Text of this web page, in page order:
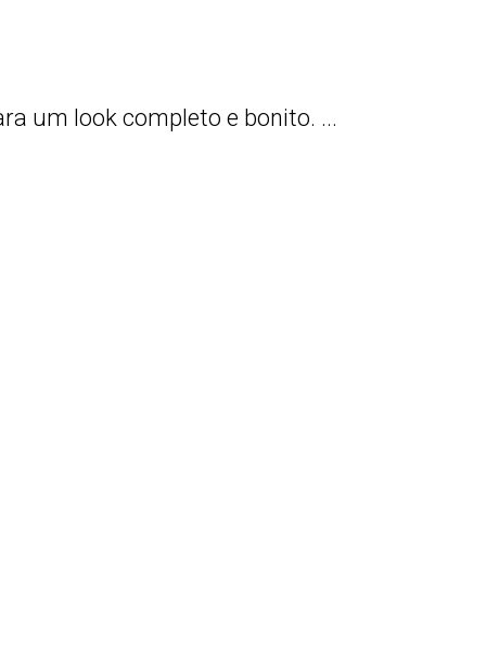
um look completo e bonito. ...